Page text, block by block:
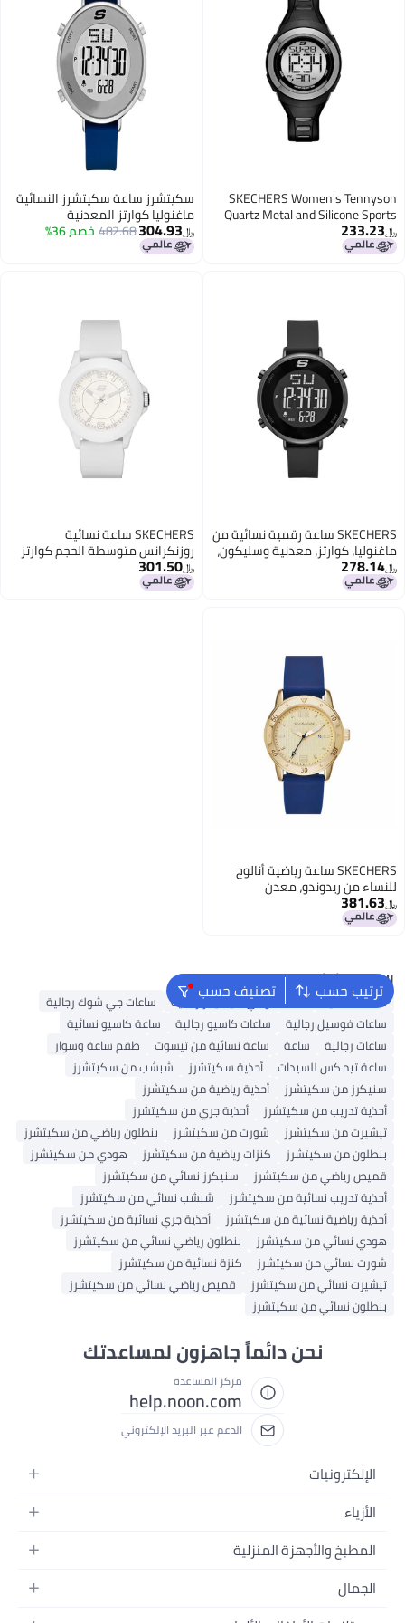
SKECHERS Women's Tennyson
Quartz Metal and Silicone Sports
Digital Watch, Black, Grey, Digital
﷼‏233.23
سكيتشرز ساعة سكيتشرز النسائية
ماغنوليا كوارتز المعدنية
والسيليكون الرقمية، فضية وزرقاء،
كرونوغراف، رقمية
﷼‏304.93
482.68خصم 36%
SKECHERS ساعة رقمية نسائية من
ماغنوليا، كوارتز، معدنية وسليكون،
سوداء، ماغنوليا
﷼‏278.14
SKECHERS ساعة نسائية
روزنكرانس متوسطة الحجم كوارتز
بثلاثة عقارب، اللون: أبيض (الموديل:
SR6023)
﷼‏301.50
SKECHERS ساعة رياضية أنالوج
للنساء من ريدوندو، معدن
وسليكون، Navy، ساعة أنالوج
﷼‏381.63
ترتيب حسب تصنيف حسب البحث الشائع
ساعات نسائية ساعات تومي هيلفيغر رجالية
ساعات جي شوك رجالية
ساعات فوسيل رجالية
ساعات كاسيو رجالية
ساعة كاسيو نسائية
ساعات رجالية
ساعة ساعة نسائية من تيسوت
طقم ساعة وسوار
ساعة تيمكس للسيدات
أحذية سكيتشرز
شبشب من سكيتشرز
سنيكرز من سكيتشرز
أحذية رياضية من سكيتشرز
أحذية تدريب من سكيتشرز
أحذية جري من سكيتشرز
تيشيرت من سكيتشرز
شورت من سكيتشرز
بنطلون رياضي من سكيتشرز
بنطلون من سكيتشرز
كنزات رياضية من سكيتشرز
هودي من سكيتشرز
قميص رياضي من سكيتشرز
سنيكرز نسائي من سكيتشرز
أحذية تدريب نسائية من سكيتشرز
شبشب نسائي من سكيتشرز
أحذية رياضية نسائية من سكيتشرز
أحذية جري نسائية من سكيتشرز
هودي نسائي من سكيتشرز
بنطلون رياضي نسائي من سكيتشرز
شورت نسائي من سكيتشرز
كنزة نسائية من سكيتشرز
تيشيرت نسائي من سكيتشرز
قميص رياضي نسائي من سكيتشرز
بنطلون نسائي من سكيتشرز
نحن دائماً جاهزون لمساعدتك
مركز المساعدة
help.noon.com
الدعم عبر البريد الإلكتروني
الإلكترونيات
الجوالات
اللابتوبات
الأجهزة المنزلية
الأزياء
أزياء نسائية
أزياء البنات
المطبخ والأجهزة المنزلية
الحمام
الجمال